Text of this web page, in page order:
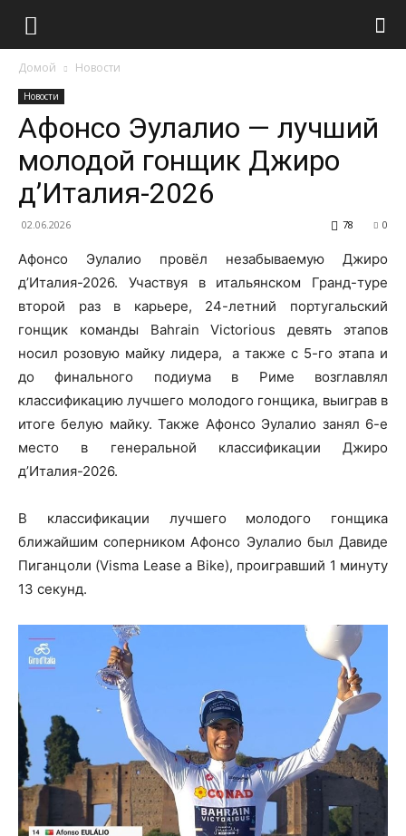
Домой Новости
Новости
Афонсо Эулалио — лучший
молодой гонщик Джиро
д’Италия-2026
02.06.2026 0
78
Афонсо Эулалио провёл незабываемую Джиро
д’Италия-2026. Участвуя в итальянском Гранд-туре
второй раз в карьере, 24-летний португальский
гонщик команды Bahrain Victorious девять этапов
носил розовую майку лидера, а также с 5-го этапа и
до финального подиума в Риме возглавлял
классификацию лучшего молодого гонщика, выиграв в
итоге белую майку. Также Афонсо Эулалио занял 6-е
место в генеральной классификации Джиро
д’Италия-2026.
В классификации лучшего молодого гонщика
ближайшим соперником Афонсо Эулалио был Давиде
Пиганцоли (Visma Lease a Bike), проигравший 1 минуту
13 секунд.